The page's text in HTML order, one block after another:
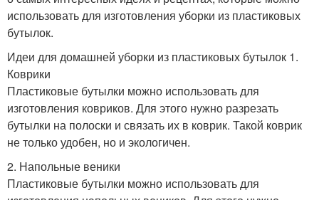
использовать для изготовления уборки из пластиковых
бутылок.
Идеи для домашней уборки из пластиковых бутылок 1.
Коврики
Пластиковые бутылки можно использовать для
изготовления ковриков. Для этого нужно разрезать
бутылки на полоски и связать их в коврик. Такой коврик
не только удобен, но и экологичен.
2. Напольные веники
Пластиковые бутылки можно использовать для